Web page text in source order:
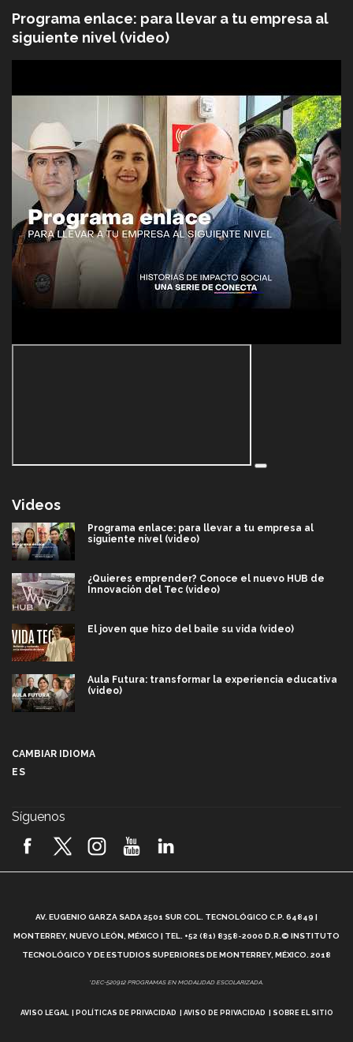
Programa enlace: para llevar a tu empresa al
siguiente nivel (video)
Videos
Programa enlace: para llevar a tu empresa al
siguiente nivel (video)
¿Quieres emprender? Conoce el nuevo HUB de
Innovación del Tec (video)
El joven que hizo del baile su vida (video)
Aula Futura: transformar la experiencia educativa
(video)
2026! (video)
¿Cómo es el Modelo Educativo Tec? (video)
Vida Tec: Feminismo e Inteligencia Artificial, Paola
CAMBIAR IDIOMA
ES
Síguenos
AV. EUGENIO GARZA SADA 2501 SUR COL. TECNOLÓGICO C.P. 64849 |
MONTERREY, NUEVO LEÓN, MÉXICO | TEL. +52 (81) 8358-2000 D.R.© INSTITUTO
TECNOLÓGICO Y DE ESTUDIOS SUPERIORES DE MONTERREY, MÉXICO. 2018
*DEC-520912 PROGRAMAS EN MODALIDAD ESCOLARIZADA.
AVISO LEGAL POLÍTICAS DE PRIVACIDAD AVISO DE PRIVACIDAD SOBRE EL SITIO